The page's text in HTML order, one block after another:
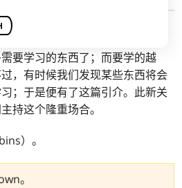
的常青关键词。对刚入门的牌手
要学习的东西了；而要学的越
，有时候我们发现某些东西将会
；于是便有了这篇引介。此新关
持这个隆重场合。
）。
。